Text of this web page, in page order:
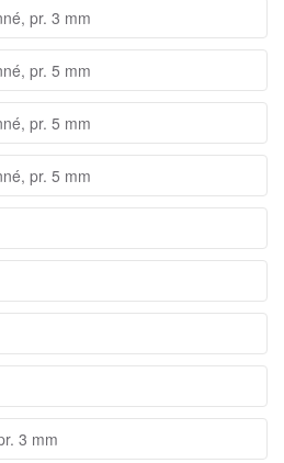
pr. 3 mm
pr. 5 mm
pr. 5 mm
pr. 5 mm
3 mm